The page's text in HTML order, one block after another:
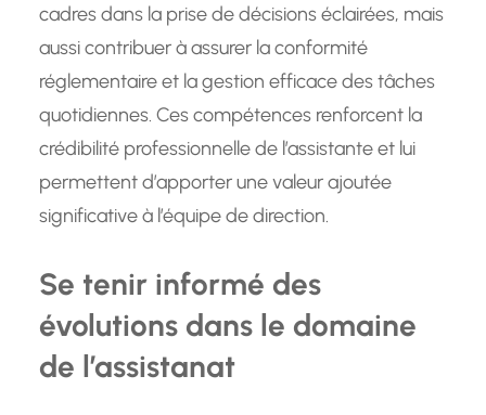
cadres dans la prise de décisions éclairées, mais
aussi contribuer à assurer la conformité
réglementaire et la gestion efficace des tâches
quotidiennes. Ces compétences renforcent la
crédibilité professionnelle de l’assistante et lui
permettent d’apporter une valeur ajoutée
significative à l’équipe de direction.
Se tenir informé des
évolutions dans le domaine
de l’assistanat